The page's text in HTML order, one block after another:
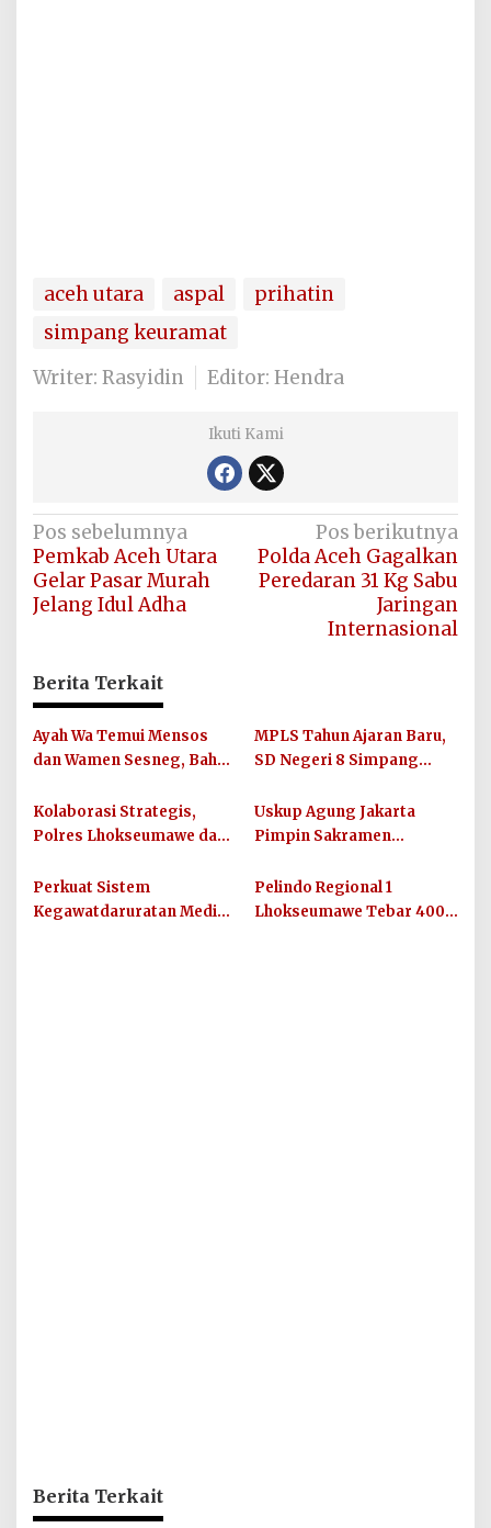
aceh utara aspal
prihatin
simpang keuramat
Writer: Rasyidin
Editor: Hendra
Ikuti Kami
Navigasi
pos
Pos sebelumnya
Pemkab Aceh Utara
Gelar Pasar Murah
Jelang Idul Adha
Pos berikutnya
Polda Aceh Gagalkan
Peredaran 31 Kg Sabu
Jaringan
Internasional
Berita Terkait
Ayah Wa Temui Mensos
dan Wamen Sesneg, Bahas
Dana Direktif Presiden
MPLS Tahun Ajaran Baru,
SD Negeri 8 Simpang
Sekolah Berkualitas dan
Berkarakter
Kolaborasi Strategis,
Polres Lhokseumawe dan
Layanan Publik
Berkualitas
Uskup Agung Jakarta
Pimpin Sakramen
Raditya dan Klara Fidelia
Perkuat Sistem
Kegawatdaruratan Medis,
Pelindo Regional 1
Lhokseumawe Tebar 400
Berita Terkait